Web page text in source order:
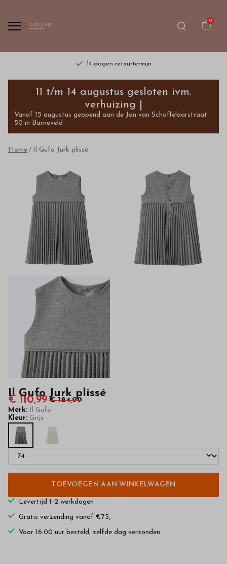
0
14 dagen retourtermijn
Il
Gufo
Jurk
plisse
Bestel
kinderkleding
van
hoge
kwaliteit
onze
webshop
11 t/m 14 augustus gesloten ivm.
verhuizing |
Vanaf 15 augustus geopend aan de Jan van Schaffelaarstraat
50 in Barneveld
Home Il Gufo Jurk plissé
Il Gufo Jurk plissé
€ 110,99 € 184,99
Merk: Il Gufo
Kleur: Grijs
TOEVOEGEN AAN WINKELWAGEN
Levertijd 1-2 werkdagen
Gratis verzending vanaf €75,-
Voor 16:00 uur besteld, zelfde dag verzonden